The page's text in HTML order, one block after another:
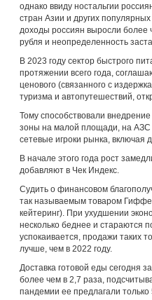
однако ввиду ностальгии
стран Азии и других
доходы россиян выросли более
рубля и неопределенность
В 2023 году сектор быстрого
протяжении всего года,
ценового (связанного с
туризма и автопутешествий,
Тому способствовали
зоны на малой площади, на АЗС
сетевые игроки рынка,
В начале этого года рост
добавляют в Чек Индекс.
Судить о финансовом
так называемым товаром
кейтеринг). При ухудшении
несколько беднее и стараются
успокаивается, продажи таких
лучше, чем в 2022 году.
Доставка готовой еды сегодня
более чем в 2,7 раза,
пандемии ее предлагали